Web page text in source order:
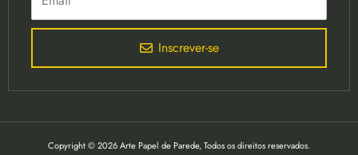
Inscrever-se
Copyright © 2026 Arte Papel de Parede, Todos os direitos reservados.